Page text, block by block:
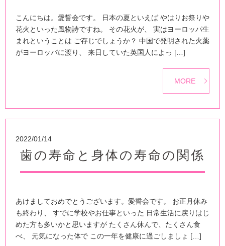
こんにちは。愛誓会です。 日本の夏といえば やはりお祭りや
花火といった風物詩ですね。 その花火が、 実はヨーロッパ生
まれということは ご存じでしょうか？ 中国で発明された火薬
がヨーロッパに渡り、 来日していた英国人によっ […]
MORE
2022/01/14
歯の寿命と身体の寿命の関係
あけましておめでとうございます。愛誓会です。 お正月休み
も終わり、 すでに学校やお仕事といった 日常生活に戻りはじ
めた方も多いかと思いますが たくさん休んで、たくさん食
べ、 元気になった体で この一年を健康に過ごしましょ […]